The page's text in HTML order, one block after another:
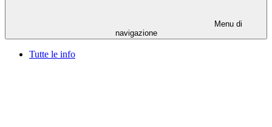
Menu di
navigazione
Tutte le info